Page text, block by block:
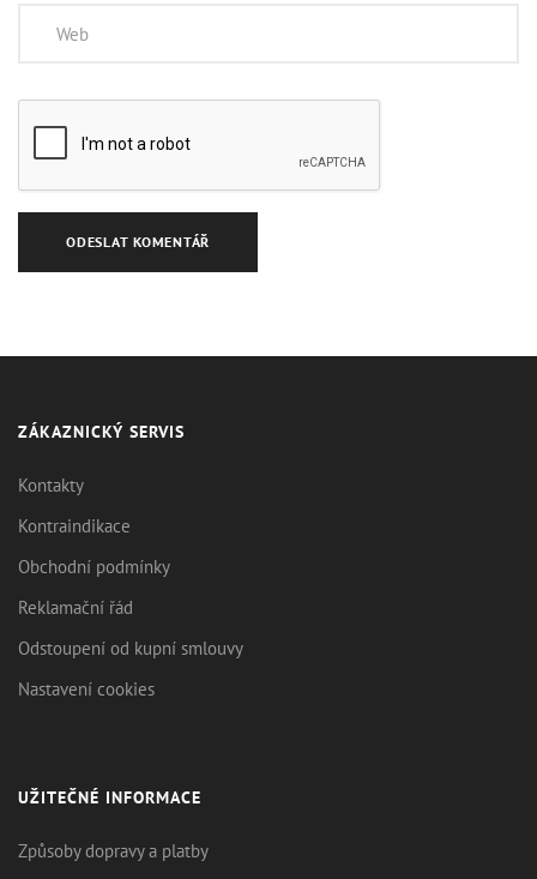
ZÁKAZNICKÝ SERVIS
Kontakty
Kontraindikace
Obchodní podmínky
Reklamační řád
Odstoupení od kupní smlouvy
Nastavení cookies
UŽITEČNÉ INFORMACE
Způsoby dopravy a platby